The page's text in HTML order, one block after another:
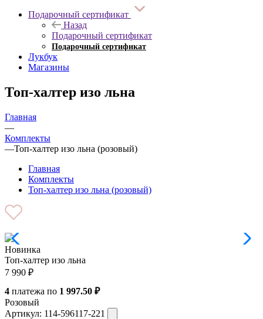
Подарочный сертификат
Назад
Подарочный сертификат
Подарочный сертификат
Лукбук
Магазины
Топ-халтер изо льна
Главная
—
Комплекты
—Топ-халтер изо льна (розовый)
Главная
Комплекты
Топ-халтер изо льна (розовый)
Новинка
Топ-халтер изо льна
7 990 ₽
4 платежа по 1 997.50 ₽
Розовый
Артикул: 114-596117-221